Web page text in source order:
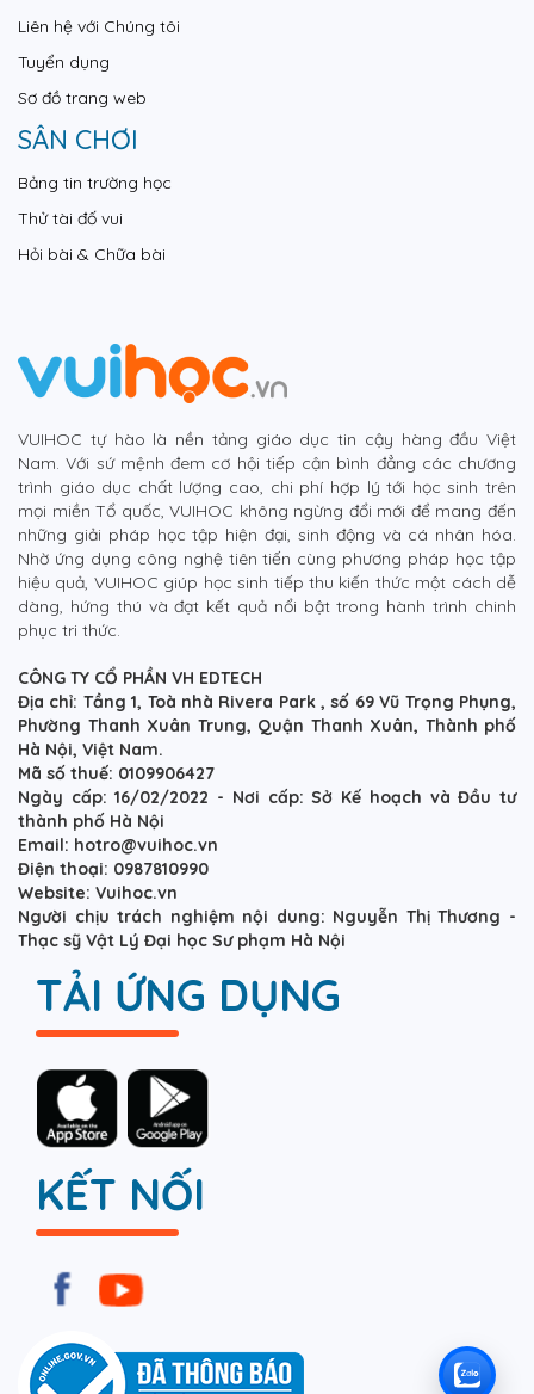
Liên hệ với Chúng tôi
Tuyển dụng
Sơ đồ trang web
SÂN CHƠI
Bảng tin trường học
Thử tài đố vui
Hỏi bài & Chữa bài
VUIHOC tự hào là nền tảng giáo dục tin cậy hàng đầu Việt
Nam. Với sứ mệnh đem cơ hội tiếp cận bình đẳng các chương
trình giáo dục chất lượng cao, chi phí hợp lý tới học sinh trên
mọi miền Tổ quốc, VUIHOC không ngừng đổi mới để mang đến
những giải pháp học tập hiện đại, sinh động và cá nhân hóa.
Nhờ ứng dụng công nghệ tiên tiến cùng phương pháp học tập
hiệu quả, VUIHOC giúp học sinh tiếp thu kiến thức một cách dễ
dàng, hứng thú và đạt kết quả nổi bật trong hành trình chinh
phục tri thức.
CÔNG TY CỔ PHẦN VH EDTECH
Địa chỉ: Tầng 1, Toà nhà Rivera Park , số 69 Vũ Trọng Phụng,
Phường Thanh Xuân Trung, Quận Thanh Xuân, Thành phố
Hà Nội, Việt Nam.
Mã số thuế: 0109906427
Ngày cấp: 16/02/2022 - Nơi cấp: Sở Kế hoạch và Đầu tư
thành phố Hà Nội
Email: hotro@vuihoc.vn
Điện thoại: 0987810990
Website: Vuihoc.vn
Người chịu trách nghiệm nội dung: Nguyễn Thị Thương -
Thạc sỹ Vật Lý Đại học Sư phạm Hà Nội
TẢI ỨNG DỤNG
KẾT NỐI